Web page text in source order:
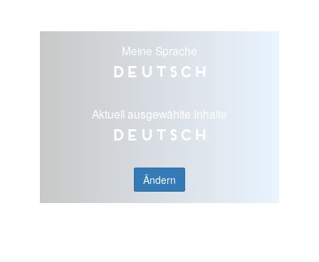
Meine Sprache
Deutsch
Aktuell ausgewählte Inhalte
Deutsch
Ändern